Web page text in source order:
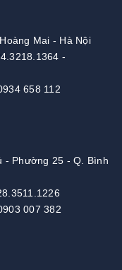
Mai - Hà Nội
-
658 112
- Phường 25 - Q. Bình
007 382